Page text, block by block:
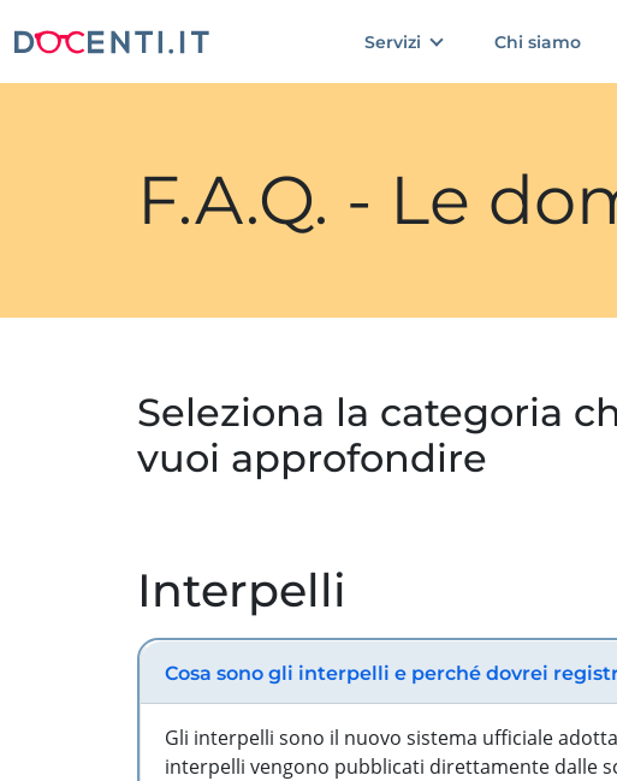
Servizi Chi siamo
F.A.Q. - Le
Seleziona la categoria
vuoi approfondire
Interpelli
Cosa sono gli interpelli e perché dovrei
Gli interpelli sono il nuovo sistema ufficiale
interpelli vengono pubblicati direttamente dalle